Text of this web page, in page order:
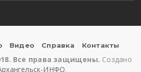
Видео Справка Контакты
Все права защищены. Создано
ИНФО.